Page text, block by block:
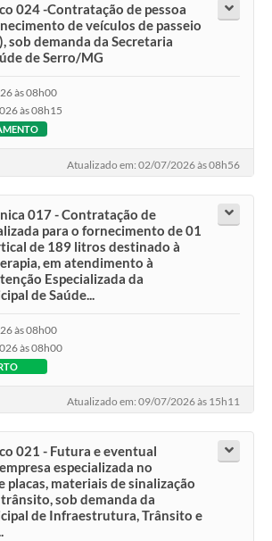
024 -Contratação de pessoa
de veículos de passeio
sob demanda da Secretaria
de Serro/MG
às 08h00
às 08h15
Atualizado em: 02/07/2026 às 08h56
017 - Contratação de
para o fornecimento de 01
de 189 litros destinado à
em atendimento à
Especializada da
de Saúde...
às 08h00
às 08h00
Atualizado em: 09/07/2026 às 15h11
021 - Futura e eventual
especializada no
materiais de sinalização
sob demanda da
de Infraestrutura, Trânsito e